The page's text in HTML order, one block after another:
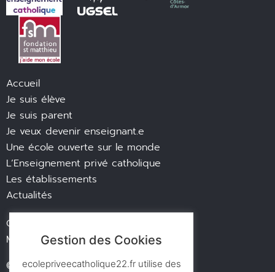
Accueil
Je suis élève
Je suis parent
Je veux devenir enseignant.e
Une école ouverte sur le monde
L’Enseignement privé catholique
Les établissements
Actualités
Contact
Mentions légales
© des ronds dans l’eau
Gestion des Cookies
ecolepriveecatholique22.fr utilise des